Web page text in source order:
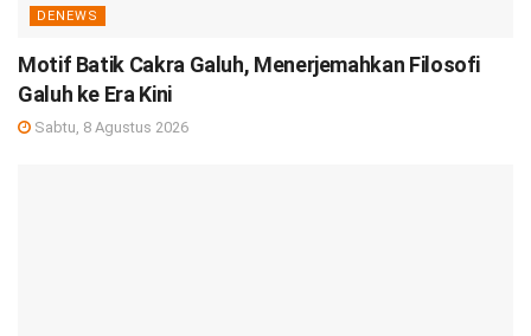
DENEWS
Motif Batik Cakra Galuh, Menerjemahkan Filosofi
Galuh ke Era Kini
Sabtu, 8 Agustus 2026